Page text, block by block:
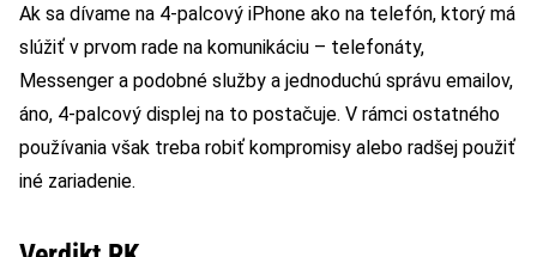
Ak sa dívame na 4-palcový iPhone ako na telefón, ktorý má
slúžiť v prvom rade na komunikáciu – telefonáty,
Messenger a podobné služby a jednoduchú správu emailov,
áno, 4-palcový displej na to postačuje. V rámci ostatného
používania však treba robiť kompromisy alebo radšej použiť
iné zariadenie.